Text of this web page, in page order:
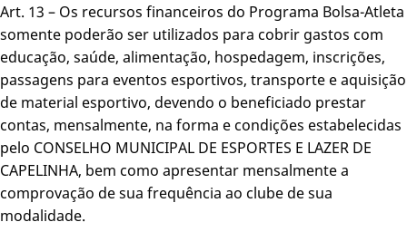
Art. 13 – Os recursos financeiros do Programa Bolsa-Atleta
somente poderão ser utilizados para cobrir gastos com
educação, saúde, alimentação, hospedagem, inscrições,
passagens para eventos esportivos, transporte e aquisição
de material esportivo, devendo o beneficiado prestar
contas, mensalmente, na forma e condições estabelecidas
pelo CONSELHO MUNICIPAL DE ESPORTES E LAZER DE
CAPELINHA, bem como apresentar mensalmente a
comprovação de sua frequência ao clube de sua
modalidade.